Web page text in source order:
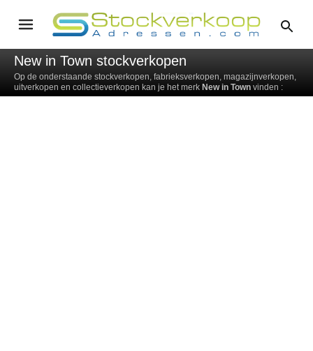
New in Town stockverkopen
Op de onderstaande stockverkopen, fabrieksverkopen, magazijnverkopen,
uitverkopen en collectieverkopen kan je het merk New in Town vinden :